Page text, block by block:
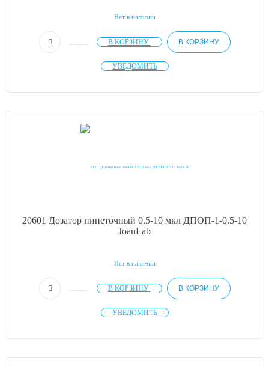
Нет в наличии
В КОРЗИНУ В КОРЗИНУ
УВЕДОМИТЬ
20601 Дозатор пипеточный 0.5-10 мкл ДПОП-1-0.5-10
JoanLab
Нет в наличии
В КОРЗИНУ В КОРЗИНУ
УВЕДОМИТЬ